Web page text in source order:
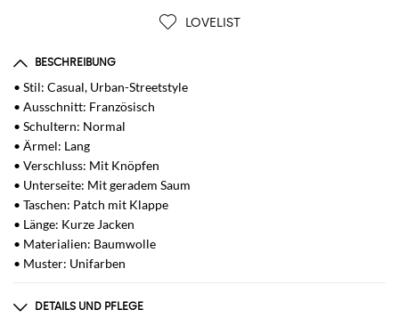
LOVELIST
BESCHREIBUNG
• Stil: Casual, Urban-Streetstyle
• Ausschnitt: Französisch
• Schultern: Normal
• Ärmel: Lang
• Verschluss: Mit Knöpfen
• Unterseite: Mit geradem Saum
• Taschen: Patch mit Klappe
• Länge: Kurze Jacken
• Materialien: Baumwolle
• Muster: Unifarben
DETAILS UND PFLEGE